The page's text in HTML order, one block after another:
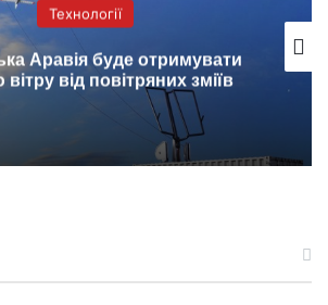
Технології
Аравія буде отримувати
вітру від повітряних зміїв